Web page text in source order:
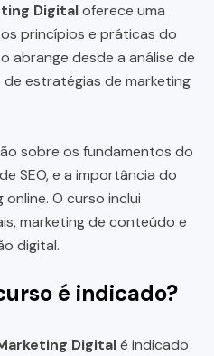
Digitaloferece uma
princípios e práticas do
abrange desde a análise de
estratégias de marketing
sobre os fundamentos do
SEO, e a importância do
O curso inclui
marketing de conteúdo e
digital.
é indicado?
Digitalé indicado